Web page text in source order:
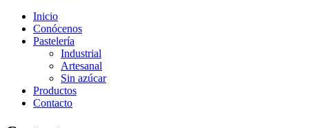
Inicio
Conócenos
Pastelería
Industrial
Artesanal
Sin azúcar
Productos
Contacto